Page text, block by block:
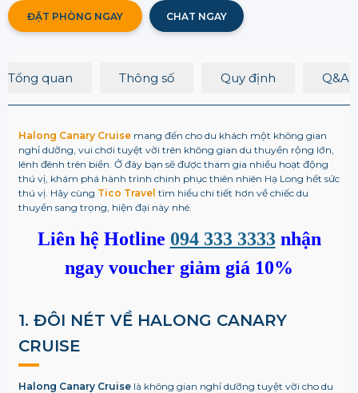
ĐẶT PHÒNG NGAY CHAT NGAY
Tổng quan Thông số Quy định Q&A
Halong Canary Cruisemang đến cho du khách một không gian
nghỉ dưỡng, vui chơi tuyệt vời trên không gian du thuyền rộng lớn,
lênh đênh trên biển. Ở đây bạn sẽ được tham gia nhiều hoạt động
thú vị, khám phá hành trình chinh phục thiên nhiên Hạ Long hết sức
thú vị. Hãy cùng Tico Travel tìm hiểu chi tiết hơn về chiếc du
thuyền sang trọng, hiện đại này nhé.
Liên hệ Hotline 094 333 3333 nhận
ngay voucher giảm giá 10%
1. ĐÔI NÉT VỀ HALONG CANARY
CRUISE
Halong Canary Cruise là không gian nghỉ dưỡng tuyệt vời cho du